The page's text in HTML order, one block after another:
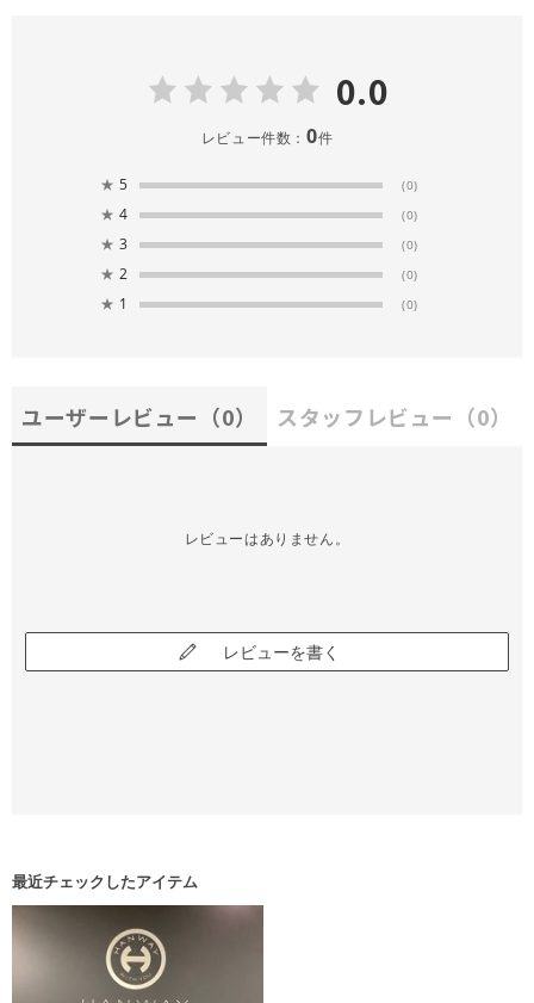
0.0
レビュー件数： 0件
★ 5 (0)
★ 4 (0)
★ 3 (0)
★ 2 (0)
★ 1 (0)
ユーザーレビュー （0） スタッフレビュー （0）
レビューはありません。
レビューを書く
最近チェックしたアイテム